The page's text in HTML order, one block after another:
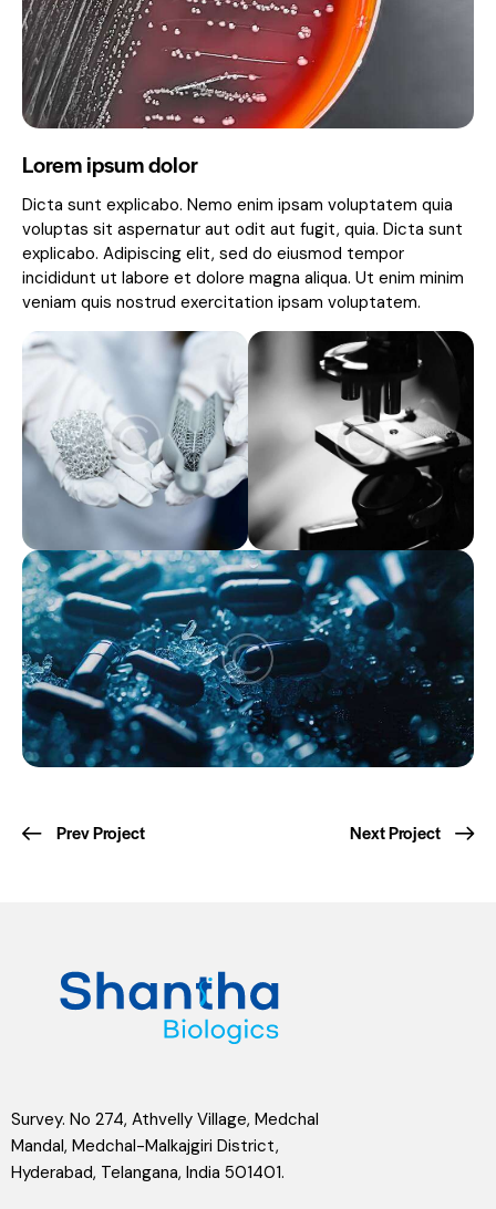
Lorem ipsum dolor
Dicta sunt explicabo. Nemo enim ipsam voluptatem quia
voluptas sit aspernatur aut odit aut fugit, quia. Dicta sunt
explicabo. Adipiscing elit, sed do eiusmod tempor
incididunt ut labore et dolore magna aliqua. Ut enim minim
veniam quis nostrud exercitation ipsam voluptatem.
Prev Project Next Project
Survey. No 274, Athvelly Village, Medchal
Mandal, Medchal-Malkajgiri District,
Hyderabad, Telangana, India 501401.